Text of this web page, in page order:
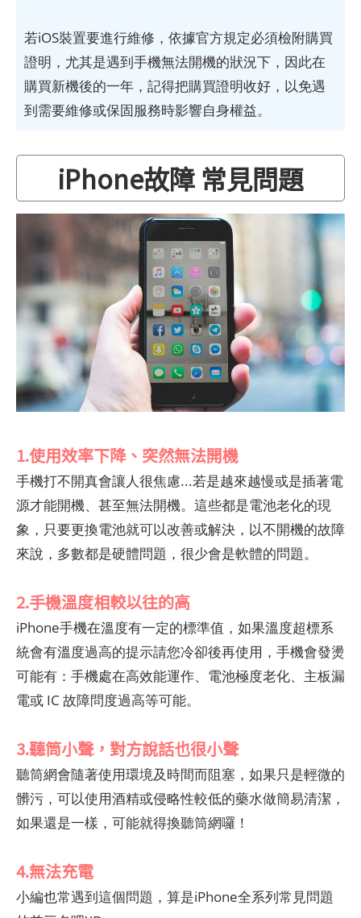
若iOS裝置要進行維修，依據官方規定必須檢附購買
證明，尤其是遇到手機無法開機的狀況下，因此在
購買新機後的一年，記得把購買證明收好，以免遇
到需要維修或保固服務時影響自身權益。
iPhone故障 常見問題
1.使用效率下降、突然無法開機
手機打不開真會讓人很焦慮...若是越來越慢或是插著電
源才能開機、甚至無法開機。這些都是電池老化的現
象，只要更換電池就可以改善或解決，以不開機的故障
來說，多數都是硬體問題，很少會是軟體的問題。
2.手機溫度相較以往的高
iPhone手機在溫度有一定的標準值，如果溫度超標系
統會有溫度過高的提示請您冷卻後再使用，手機會發燙
可能有：手機處在高效能運作、電池極度老化、主板漏
電或 IC 故障問度過高等可能。
3.聽筒小聲，對方說話也很小聲
聽筒網會隨著使用環境及時間而阻塞，如果只是輕微的
髒污，可以使用酒精或侵略性較低的藥水做簡易清潔，
如果還是一樣，可能就得換聽筒網囉！
4.無法充電
小編也常遇到這個問題，算是iPhone全系列常見問題